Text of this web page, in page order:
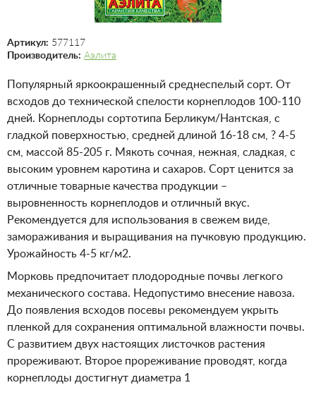
Артикул: 577117
Производитель: Аэлита
Популярный яркоокрашенный среднеспелый сорт. От
всходов до технической спелости корнеплодов 100-110
дней. Корнеплоды сортотипа Берликум/Нантская, с
гладкой поверхностью, средней длиной 16-18 см, ? 4-5
см, массой 85-205 г. Мякоть сочная, нежная, сладкая, с
высоким уровнем каротина и сахаров. Сорт ценится за
отличные товарные качества продукции –
выровненность корнеплодов и отличный вкус.
Рекомендуется для использования в свежем виде,
замораживания и выращивания на пучковую продукцию.
Урожайность 4-5 кг/м2.
Морковь предпочитает плодородные почвы легкого
механического состава. Недопустимо внесение навоза.
До появления всходов посевы рекомендуем укрыть
пленкой для сохранения оптимальной влажности почвы.
С развитием двух настоящих листочков растения
прореживают. Второе прореживание проводят, когда
корнеплоды достигнут диаметра 1